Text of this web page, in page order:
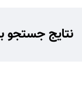
نتایج